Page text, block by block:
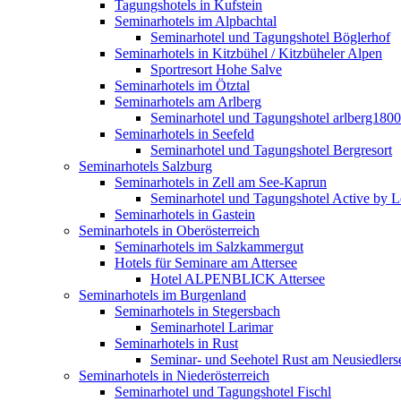
Tagungshotels in Kufstein
Seminarhotels im Alpbachtal
Seminarhotel und Tagungshotel Böglerhof
Seminarhotels in Kitzbühel / Kitzbüheler Alpen
Sportresort Hohe Salve
Seminarhotels im Ötztal
Seminarhotels am Arlberg
Seminarhotel und Tagungshotel arlberg1800
Seminarhotels in Seefeld
Seminarhotel und Tagungshotel Bergresort
Seminarhotels Salzburg
Seminarhotels in Zell am See-Kaprun
Seminarhotel und Tagungshotel Active by
Seminarhotels in Gastein
Seminarhotels in Oberösterreich
Seminarhotels im Salzkammergut
Hotels für Seminare am Attersee
Hotel ALPENBLICK Attersee
Seminarhotels im Burgenland
Seminarhotels in Stegersbach
Seminarhotel Larimar
Seminarhotels in Rust
Seminar- und Seehotel Rust am
Seminarhotels in Niederösterreich
Seminarhotel und Tagungshotel Fischl